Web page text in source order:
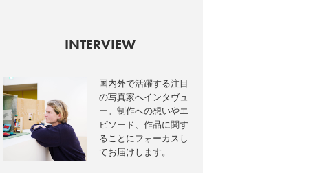
INTERVIEW
国内外で活躍する注目
の写真家へインタヴュ
ー。制作への想いやエ
ピソード、作品に関す
ることにフォーカスし
てお届けします。